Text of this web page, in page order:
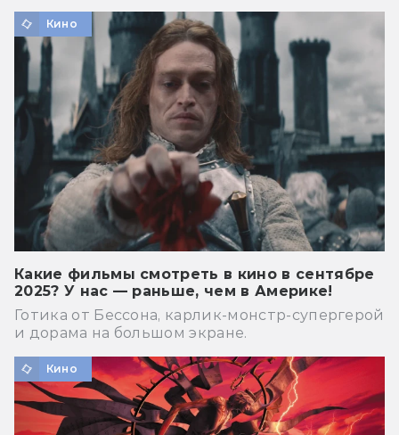
Кино
Какие фильмы смотреть в кино в сентябре
2025? У нас — раньше, чем в Америке!
Готика от Бессона, карлик-монстр-супергерой
и дорама на большом экране.
Кино